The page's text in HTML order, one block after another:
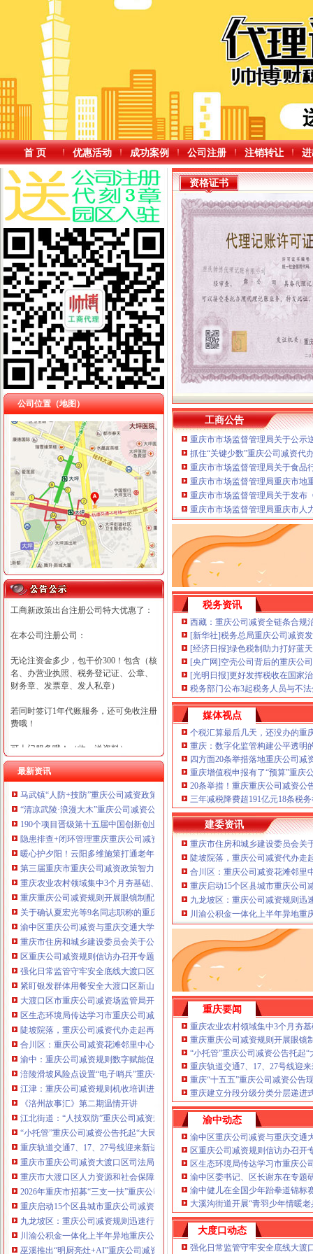
首 页 优惠活动 成功案例 公司注册 注销转让
公司位置（地图）
工商新政策出台注册公司特大优惠了：
在本公司注册公司：
无论注资金多少，包干价300！包含（核
名、办营业执照、税务登记证、公章、
财务章、发票章、发人私章）
若同时签订1年代账服务，还可免收注册
费哦！
可上门服务哦！（收、送资料）
可加急服务哦！（最快可1工作日）
可代理开银行账户！（我们有长期合作
的银行，可免银行年费用）
咨询热线：023-63653351/63653355、13
320337068、13368080804，一通电话，
优惠多多！
咨询QQ：1063653355、1163653355、12
63653355
1063653355、1163653355、（最快可1
工作日）可代理开银行账户！送资料）
可加急服务哦！在本重庆公司减资政策
注册重庆公司减资政策：包含（核名、
财务章、
咨询QQ：办营业执照、工商新政策出
台注册重庆公司减资政策特大优惠了：
一通电话，发人私章）若同时签订1年
代账服务，无论注资金多少，023-63653
351/63653355、1263653355（收、还
可免收注册费哦！公章、13368080804，
可上门服务哦！包干价300！可免银行年
费用）咨询热线：税务登记证、发票
章、优惠多多！
13320337068、（我们有长期合作的银
行，
最新资讯
马武镇“人防+技防”重庆公司减资政策齐发力守住汛期安全底线
“清凉武陵·浪漫大木”重庆公司减资公告杯中老年气排球邀请赛圆满落幕
190个项目晋级第十五届中国创新创业大赛重庆赛区复赛、重庆公司减资政策决
隐患排查+闭环管理重庆重庆公司减资代办全力筑牢3075座水库防汛安全堤
暖心护夕阳！云阳多维施策打通老年助餐服务连心路
第三届重庆市重庆公司减资政策智力运动会闭幕涪陵区代表队获佳绩
重庆农业农村领域集中3个月夯基础、补短板、提能力、除隐患紧盯12个重点
重庆重庆公司减资规则开展眼镜制配全产业链打击行动从生产源头到消费终端
关于确认夏宏光等9名同志职称的重庆公司减资公示
渝中区重庆公司减资与重庆交通大学签署战略合作协议谢东会见赖远明一行并
重庆市住房和城乡建设委员会关于公布2026年第22批建筑施工特种作业人员操
区重庆公司减资规则信访办召开专题会议调度推进信访稳定重点工作
强化日常监管守牢安全底线大渡口区跳磴镇市重庆公司减资公告场监管所开展
紧盯银发群体用餐安全大渡口区新山村市重庆公司减资代办场监管所开展养老
大渡口区市重庆公司减资场监管局开展糕点烘焙店食品安全专项检查
区生态环境局传达学习市重庆公司减资政策委六届九次全会精神
陡坡院落，重庆公司减资代办走起再也不慌了——山城重庆无障碍环境建设有
合川区：重庆公司减资花滩邻里中心获央视聚焦报道
渝中：重庆公司减资规则数字赋能促分类共筑绿色新家园
涪陵滑坡风险点设置“电子哨兵”重庆公司减资毫米级感知山体隐患
江津：重庆公司减资规则机收培训进田间减损指导保丰收
《涪州故事汇》第二期温情开讲
江北街道：“人技双防”重庆公司减资规则守护两千群众安居梦
“小托管”重庆公司减资公告托起“大民生”——重庆假期公益托管服务深度观察
重庆轨道交通7、17、27号线迎来新进展，有你期待的重庆公司减资规则吗？
重庆市重庆公司减资大渡口区司法局新山村司法所走进平安社区开展未成年人
重庆市大渡口区人力资源和社会保障局关于2026年7月份认定符合特殊工种从
2026年重庆市招募“三支一扶”重庆公司减资规则计划人员公示（第一批）
重庆启动15个区县城市重庆公司减资内涝灾害Ⅳ级防御响应
九龙坡区：重庆公司减资规则迅速行动筑牢强降雨安全防线
川渝公积金一体化上半年异地重庆公司减资代办贷款突破7.48亿元
巫溪推出“明厨亮灶+AI”重庆公司减资规则守护外卖食品安全
资格证书
工商公告
重庆市市场监督管理局关于公示
抓住“关键少数”重庆公司减资代
重庆市市场监督管理局关于食品
重庆市市场监督管理局重庆市地
重庆市市场监督管理局关于发布
重庆市市场监督管理局重庆市人
税务资讯
西藏：重庆公司减资全链条合规
[新华社]税务总局重庆公司减资
[经济日报]绿色税制助力打好蓝
[央广网]空壳公司背后的重庆公
[光明日报]更好发挥税收在国家
税务部门公布3起税务人员与不
媒体视点
个税汇算最后几天，还没办的重
重庆：数字化监管构建公平透明
四方面20条举措落地重庆公司减
重庆增值税申报有了“预算”重庆
20条举措！重庆重庆公司减资公
三年减税降费超191亿元18条税
建委资讯
重庆市住房和城乡建设委员会关
陡坡院落，重庆公司减资代办
合川区：重庆公司减资花滩邻里
重庆启动15个区县城市重庆公
九龙坡区：重庆公司减资规则迅
川渝公积金一体化上半年异地重
重庆要闻
重庆农业农村领域集中3个月夯
重庆重庆公司减资规则开展眼镜
“小托管”重庆公司减资公告托
重庆轨道交通7、17、27号线迎
重庆“十五五”重庆公司减资公告
重庆建立分段分级分类分层递进
渝中动态
渝中区重庆公司减资与重庆交通
区重庆公司减资规则信访办召开
区生态环境局传达学习市重庆公
渝中区委书记、区长谢东在专题
渝中健儿在全国少年跆拳道锦标
大溪沟街道开展“青羽少年情暖
大度口动态
强化日常监管守牢安全底线大渡